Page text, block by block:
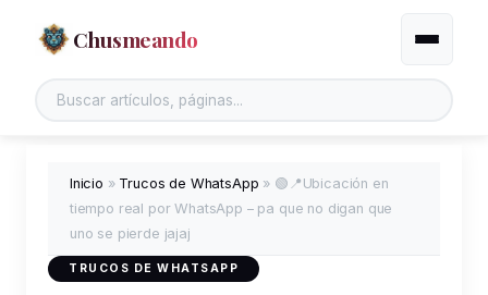
Chusmeando
Buscar en el sitio
Alternar
Inicio » Trucos de WhatsApp » 🟢📍Ubicación en
tiempo real por WhatsApp – pa que no digan que
uno se pierde jajaj
TRUCOS DE WHATSAPP